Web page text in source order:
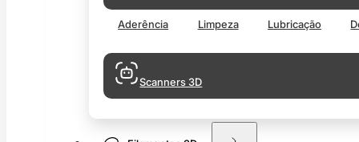
Aderência Limpeza Lubricação
Scanners 3D